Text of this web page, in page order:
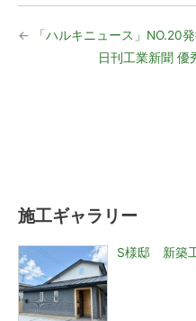
←
「ハルキニュース」NO.20
日刊工業新聞 優
施工ギャラリー
S様邸 新築